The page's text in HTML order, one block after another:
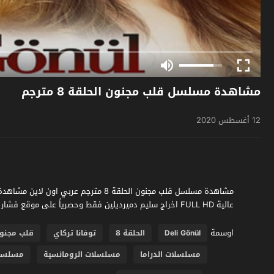
مشاهدة مسلسل قلب مجنون الحلقة 8 مترجم
12 أغسطس 2020
عالية FULL HD اخراج سليم دميرديلين فقط وحصرياً على موقع فشار الجديد
اوسمة
Deli Gönül الحلقة 8 توفانا تركاي قلب
مسلسلات الدراما
مسلسلات الرومانسية